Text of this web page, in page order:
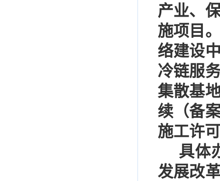
产业、
施项目
络建设
冷链服
集散基
续（备
施工许
具体
发展改